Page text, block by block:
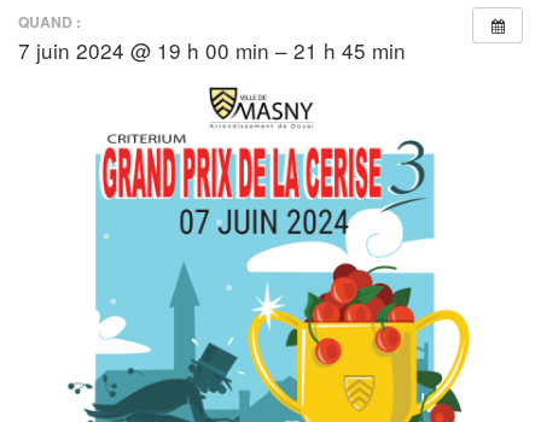
QUAND :
7 juin 2024 @ 19 h 00 min – 21 h 45 min